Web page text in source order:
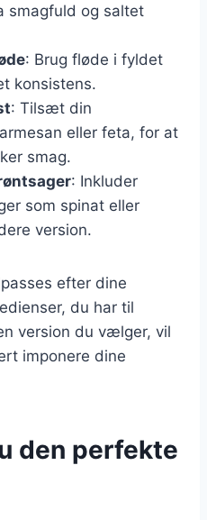
smagfuld og saltet
: Brug fløde i fyldet
konsistens.
: Tilsæt din
eller feta, for at
smag.
: Inkluder
som spinat eller
version.
efter dine
du har til
version du vælger, vil
imponere dine
den perfekte